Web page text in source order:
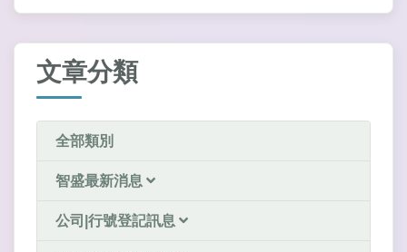
文章分類
全部類別
智盛最新消息
公司|行號登記訊息